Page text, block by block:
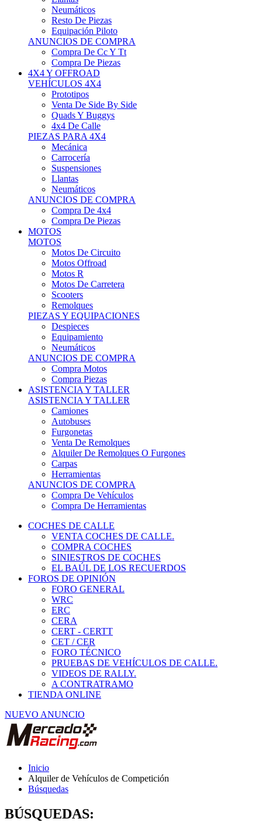
Neumáticos
Resto De Piezas
Equipación Piloto
ANUNCIOS DE COMPRA
Compra De Cc Y Tt
Compra De Piezas
4X4 Y OFFROAD
VEHÍCULOS 4X4
Prototipos
Venta De Side By Side
Quads Y Buggys
4x4 De Calle
PIEZAS PARA 4X4
Mecánica
Carrocería
Suspensiones
Llantas
Neumáticos
ANUNCIOS DE COMPRA
Compra De 4x4
Compra De Piezas
MOTOS
MOTOS
Motos De Circuito
Motos Offroad
Motos R
Motos De Carretera
Scooters
Remolques
PIEZAS Y EQUIPACIONES
Despieces
Equipamiento
Neumáticos
ANUNCIOS DE COMPRA
Compra Motos
Compra Piezas
ASISTENCIA Y TALLER
ASISTENCIA Y TALLER
Camiones
Autobuses
Furgonetas
Venta De Remolques
Alquiler De Remolques O Furgones
Carpas
Herramientas
ANUNCIOS DE COMPRA
Compra De Vehículos
Compra De Herramientas
COCHES DE CALLE
VENTA COCHES DE CALLE.
COMPRA COCHES
SINIESTROS DE COCHES
EL BAÚL DE LOS RECUERDOS
FOROS DE OPINIÓN
FORO GENERAL
WRC
ERC
CERA
CERT - CERTT
CET / CER
FORO TÉCNICO
PRUEBAS DE VEHÍCULOS DE CALLE.
VIDEOS DE RALLY.
A CONTRATRAMO
TIENDA ONLINE
NUEVO ANUNCIO
Inicio
Alquiler de Vehículos de Competición
Búsquedas
BÚSQUEDAS: